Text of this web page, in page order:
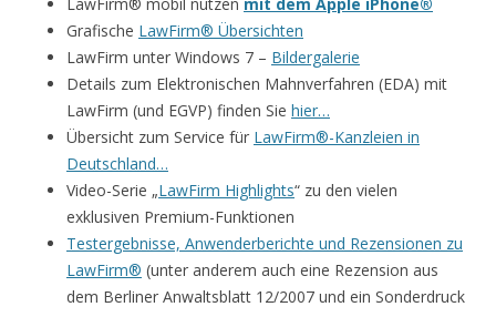
Grafische LawFirm® Übersichten
LawFirm unter Windows 7 – Bildergalerie
Details zum Elektronischen Mahnverfahren (EDA) mit
LawFirm (und EGVP) finden Sie hier…
Übersicht zum Service für LawFirm®-Kanzleien in
Deutschland…
Video-Serie „LawFirm Highlights“ zu den vielen
exklusiven Premium-Funktionen
Testergebnisse, Anwenderberichte und Rezensionen zu
LawFirm® (unter anderem auch eine Rezension aus
dem Berliner Anwaltsblatt 12/2007 und ein Sonderdruck